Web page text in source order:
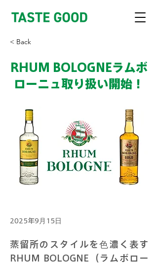
< Back
RHUM BOLOGNEラムボ
ローニュ取り扱い開始！
2025年9月15日
蒸留所のスタイルを色濃く表す
RHUM BOLOGNE（ラムボロー